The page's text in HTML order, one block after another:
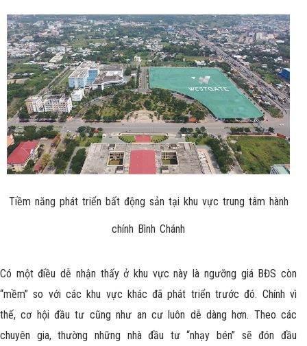
Tiềm năng phát triển bất động sản tại khu vực trung tâm hành
chính Bình Chánh
Có một điều dễ nhận thấy ở khu vực này là ngưỡng giá BĐS còn
“mềm” so với các khu vực khác đã phát triển trước đó. Chính vì
thế, cơ hội đầu tư cũng như an cư luôn dễ dàng hơn. Theo các
chuyên gia, thường những nhà đầu tư “nhạy bén” sẽ đón đầu